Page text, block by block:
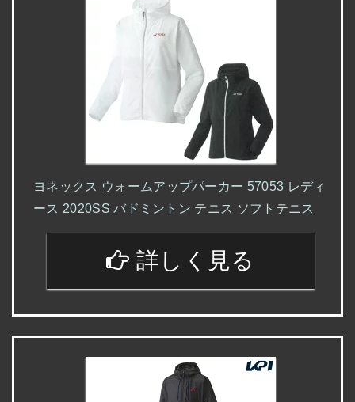
ヨネックス ウォームアップパーカー 57053 レディ
ース 2020SS バドミントン テニス ソフトテニス
詳しく見る